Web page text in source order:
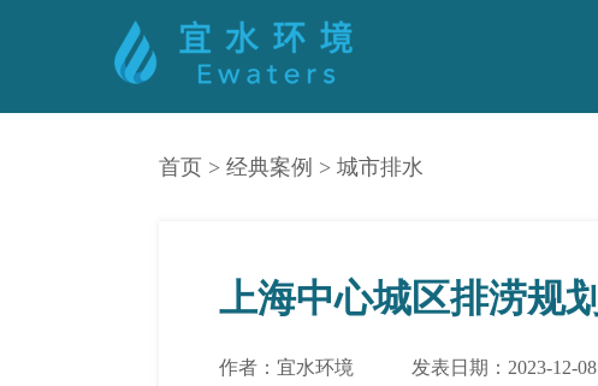
首页 > 经典案例 > 城市排水
上海中心城区排涝规
作者：宜水环境 发表日期：2023-12-08